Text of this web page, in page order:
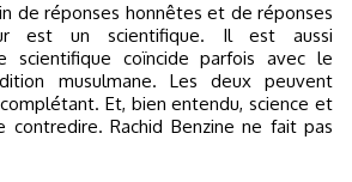
de réponses honnêtes et de réponses
est un scientifique. Il est aussi
scientifique coïncide parfois avec le
musulmane. Les deux peuvent
Et, bien entendu, science et
Rachid Benzine ne fait pas